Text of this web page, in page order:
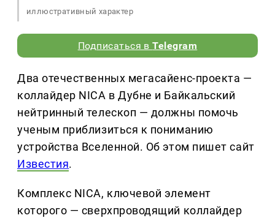
иллюстративный характер
Подписаться вTelegram
Два отечественных мегасайенс-проекта —
коллайдер NICA в Дубне и Байкальский
нейтринный телескоп — должны помочь
ученым приблизиться к пониманию
устройства Вселенной. Об этом пишет сайт
Известия.
Комплекс NICA, ключевой элемент
которого — сверхпроводящий коллайдер